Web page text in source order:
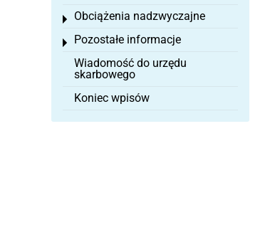
Obciążenia nadzwyczajne
Toggle menu
Pozostałe informacje
Toggle menu
Wiadomość do urzędu
skarbowego
Koniec wpisów